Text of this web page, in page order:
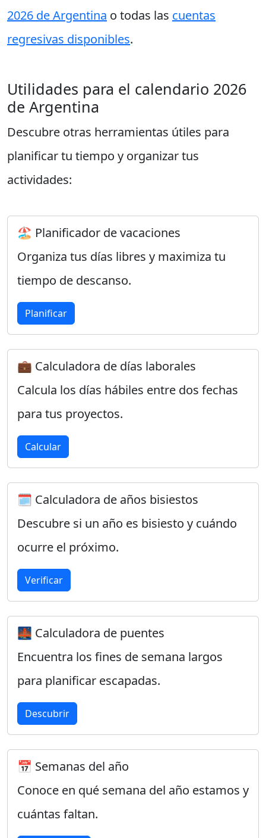
2026 de Argentina o todas las cuentas
regresivas disponibles.
Utilidades para el calendario 2026
de Argentina
Descubre otras herramientas útiles para
planificar tu tiempo y organizar tus
actividades:
🏖️ Planificador de vacaciones
Organiza tus días libres y maximiza tu
tiempo de descanso.
Planificar
💼 Calculadora de días laborales
Calcula los días hábiles entre dos fechas
para tus proyectos.
Calcular
🗓️ Calculadora de años bisiestos
Descubre si un año es bisiesto y cuándo
ocurre el próximo.
Verificar
🌉 Calculadora de puentes
Encuentra los fines de semana largos
para planificar escapadas.
Descubrir
📅 Semanas del año
Conoce en qué semana del año estamos y
cuántas faltan.